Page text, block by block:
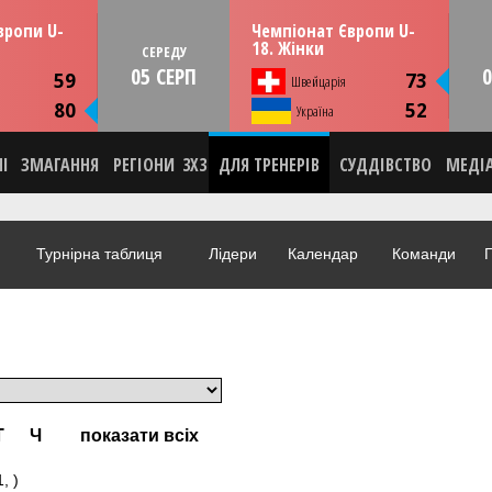
U-
59
80
13:30
СЕРЕДУ
05 СЕРП
Чемпіонат Європи U-
18. Жінки
Швейцарія 73
Україна 52
СЕРЕДУ 05 серпня 13:30
Тулча, Румунія
НОВИНА
ВІДЕО
ЗМАГАННЯ РЕГІОНИ 3X3 ДЛЯ ТРЕНЕРІВ СУДДІВСТВО
Турнірна таблиця Лідери Календар Команди
Ч показати всіх
)